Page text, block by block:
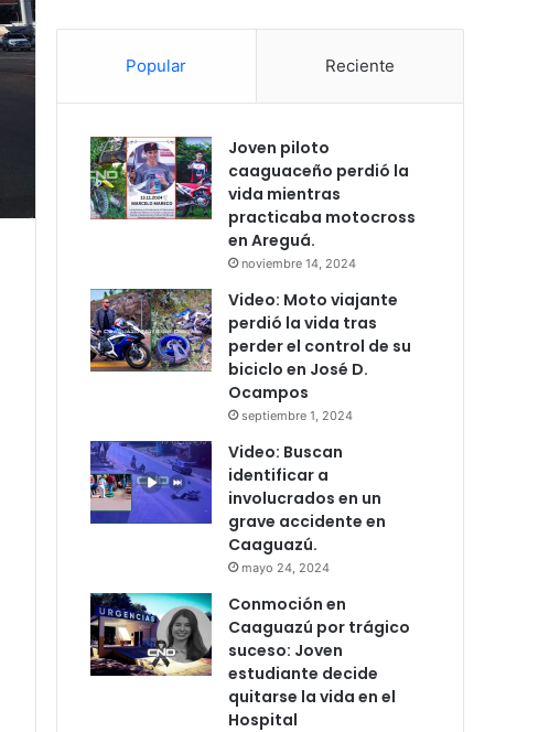
Popular Reciente
Joven piloto
caaguaceño perdió la
vida mientras
practicaba motocross
en Areguá.
noviembre 14, 2024
Video: Moto viajante
perdió la vida tras
perder el control de su
biciclo en José D.
Ocampos
septiembre 1, 2024
Video: Buscan
identificar a
involucrados en un
grave accidente en
Caaguazú.
mayo 24, 2024
Conmoción en
Caaguazú por trágico
suceso: Joven
estudiante decide
quitarse la vida en el
Hospital